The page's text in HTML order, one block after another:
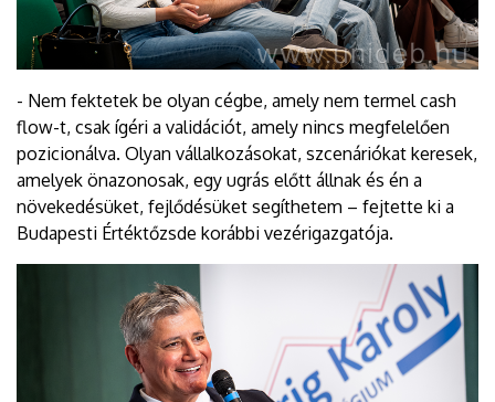
- Nem fektetek be olyan cégbe, amely nem termel cash
flow-t, csak ígéri a validációt, amely nincs megfelelően
pozicionálva. Olyan vállalkozásokat, szcenáriókat keresek,
amelyek önazonosak, egy ugrás előtt állnak és én a
növekedésüket, fejlődésüket segíthetem – fejtette ki a
Budapesti Értéktőzsde korábbi vezérigazgatója.